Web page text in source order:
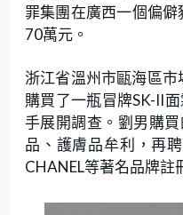
罪集團在廣西一個偏
70萬元。
浙江省溫州市甌海區
購買了一瓶冒牌SK-II
手展開調查。劉男購
品、護膚品牟利，再
CHANEL等著名品牌註